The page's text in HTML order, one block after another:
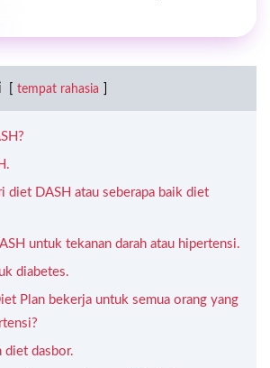
tempat rahasia
diet DASH atau seberapa baik diet
untuk tekanan darah atau hipertensi.
diabetes.
Plan bekerja untuk semua orang yang
diet dasbor.